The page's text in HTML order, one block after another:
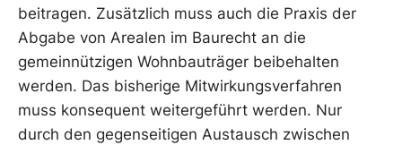
beitragen. Zusätzlich muss auch die Praxis der
Abgabe von Arealen im Baurecht an die
gemeinnützigen Wohnbauträger beibehalten
werden. Das bisherige Mitwirkungsverfahren
muss konsequent weitergeführt werden. Nur
durch den gegenseitigen Austausch zwischen